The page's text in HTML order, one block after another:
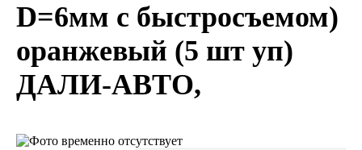
Petro Canada
D=6мм с быстросъемом)
оранжевый (5 шт уп)
ДАЛИ-АВТО,